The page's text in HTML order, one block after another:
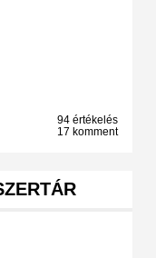
94 értékelés
17 komment